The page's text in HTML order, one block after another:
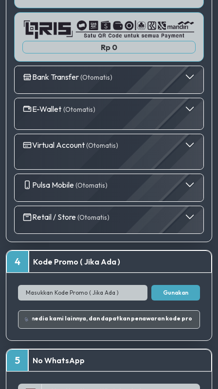
Rp 0
Bank Transfer(Otomatis)
E-Wallet (Otomatis)
Virtual Account(Otomatis)
Pulsa Mobile (Otomatis)
Retail / Store (Otomatis)
4 Kode Promo ( Jika Ada )
Gunakan
Ikuti Instagram dan sosial media kami lainnya, dan dapatkan penawaran kode promo terbaik.
5 No WhatsApp